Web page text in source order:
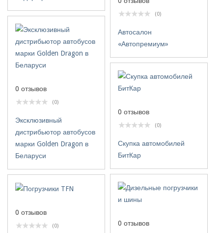
(0)
Автосалон
«Автопремиум»
0 отзывов
(0)
Эксклюзивный
дистрибьютор автобусов
марки Golden Dragon в
Беларуси
0 отзывов
(0)
Скупка автомобилей
БитКар
0 отзывов
0 отзывов
(0)